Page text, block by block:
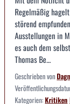
Regelmäßig
störend
Ausstellungen in
es auch dem
Thomas Be...
Geschrieben von
Kategorien:Kritiken